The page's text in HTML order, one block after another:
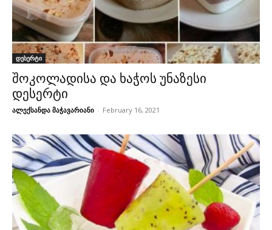
დესერტი
შოკოლადისა და ხაჭოს უნაზესი
დესერტი
ალექსანდა მაჭავარიანი - February 16, 2021